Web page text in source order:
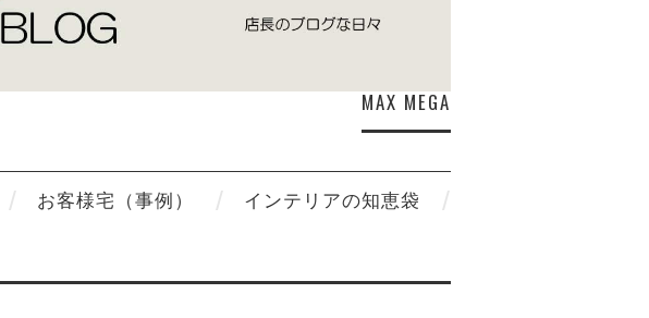
MAX MEGA
お客様宅（事例）
インテリアの知恵袋